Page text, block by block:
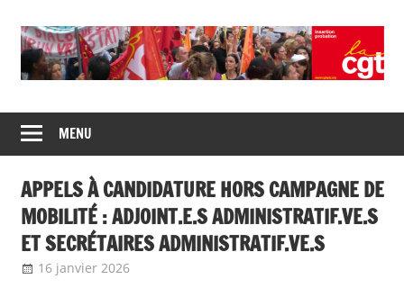
CGT
insertion
probation
de
syndicats
CGT
insertion
probation
MENU
APPELS À CANDIDATURE HORS CAMPAGNE DE
MOBILITÉ : ADJOINT.E.S ADMINISTRATIF.VE.S
ET SECRÉTAIRES ADMINISTRATIF.VE.S
16 janvier 2026